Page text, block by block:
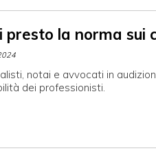
presto la norma sui
notai e avvocati in
dei professionisti.